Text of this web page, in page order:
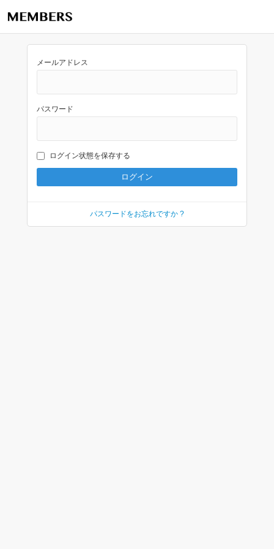
メールアドレス
パスワード
ログイン状態を保存する
パスワードをお忘れですか ?